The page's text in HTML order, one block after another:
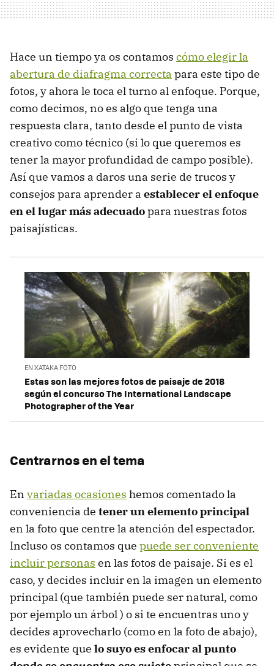
Hace un tiempo ya os contamos cómo elegir la
abertura de diafragma correcta para este tipo de
fotos, y ahora le toca el turno al enfoque. Porque,
como decimos, no es algo que tenga una
respuesta clara, tanto desde el punto de vista
creativo como técnico (si lo que queremos es
tener la mayor profundidad de campo posible).
Así que vamos a daros una serie de trucos y
consejos para aprender a establecer el enfoque
en el lugar más adecuadopara nuestras fotos
paisajísticas.
EN XATAKA FOTO
Estas son las mejores fotos de paisaje de 2018
según el concurso The International Landscape
Photographer of the Year
Centrarnos en el tema
En variadas ocasiones hemos comentado la
conveniencia de tener un elemento principal
en la foto que centre la atención del espectador.
Incluso os contamos que puede ser conveniente
incluir personas en las fotos de paisaje. Si es el
caso, y decides incluir en la imagen un elemento
principal (que también puede ser natural, como
por ejemplo un árbol ) o si te encuentras uno y
decides aprovecharlo (como en la foto de abajo),
es evidente que lo suyo es enfocar al punto